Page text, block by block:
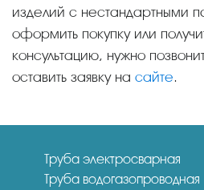
изделий с нестандартными
оформить покупку или
консультацию, нужно
оставить заявку на сайте.
Труба электросварная
Труба водогазопроводная